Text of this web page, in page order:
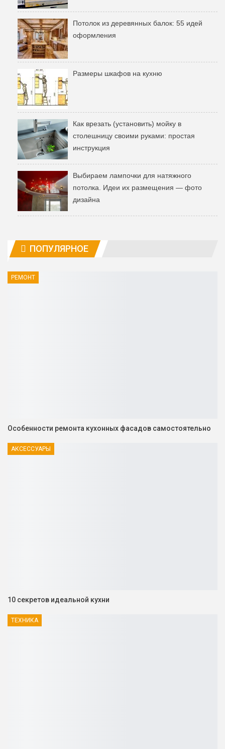
Потолок из деревянных балок: 55 идей
оформления
Размеры шкафов на кухню
Как врезать (установить) мойку в
столешницу своими руками: простая
инструкция
Выбираем лампочки для натяжного
потолка. Идеи их размещения — фото
дизайна
ПОПУЛЯРНОЕ
РЕМОНТ
Особенности ремонта кухонных фасадов самостоятельно
АКСЕССУАРЫ
10 секретов идеальной кухни
ТЕХНИКА